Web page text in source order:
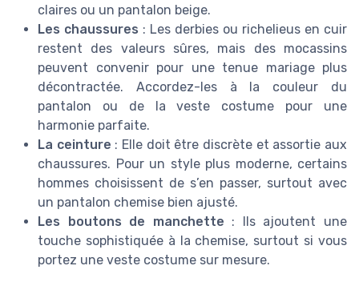
claires ou un pantalon beige.
Les chaussures : Les derbies ou richelieus en cuir
restent des valeurs sûres, mais des mocassins
peuvent convenir pour une tenue mariage plus
décontractée. Accordez-les à la couleur du
pantalon ou de la veste costume pour une
harmonie parfaite.
La ceinture : Elle doit être discrète et assortie aux
chaussures. Pour un style plus moderne, certains
hommes choisissent de s’en passer, surtout avec
un pantalon chemise bien ajusté.
Les boutons de manchette : Ils ajoutent une
touche sophistiquée à la chemise, surtout si vous
portez une veste costume sur mesure.